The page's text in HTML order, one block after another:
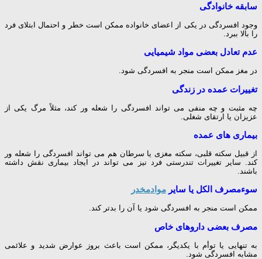
سابقه خانوادگی
وجود افسردگی در یکی از اعضای خانواده ممکن است خطر و احتمال ابتلای فرد
را بالا ببرد.
عدم تعادل بعضی مواد شیمیایی
در مغز ممکن است منجر به افسردگی شود.
تغییرات عمده در زندگی
چه مثبت و چه منفی می تواند افسردگی را شعله ور کند، مثلاً مرگ یکی از
عزیزان یا ارتقای شغلی.
بیماری های عمده
از قبیل سکته قلبی، سکته مغزی یا سرطان هم می تواند افسردگی را شعله ور
کند. سایر تغییرات تندرستی فرد نیز می تواند در ایجاد بیماری نقش داشته
باشند.
سوءمصرف الکل یا سایر موادمخدر
ممکن است منجر به افسردگی شود یا آن را بدتر کند.
مصرف بعضی داروهای خاص
به تنهایی یا توأم با یکدیگر، ممکن است باعث بروز عوارض شدید و علائمی
مشابه افسردگی شود.